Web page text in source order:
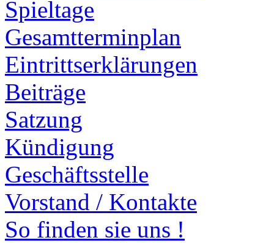
Spieltage
Gesamtterminplan
Eintrittserklärungen
Beiträge
Satzung
Kündigung
Geschäftsstelle
Vorstand / Kontakte
So finden sie uns !